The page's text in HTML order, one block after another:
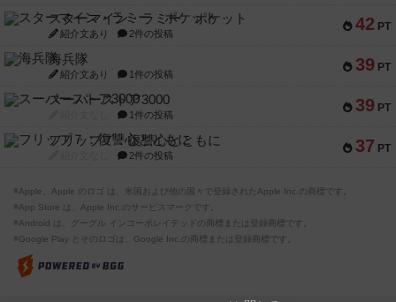
42 PT
スターマイン・ラミー ポケット
紹介文あり 2件の投稿
39 PT
海兵隊
紹介文あり 1件の投稿
39 PT
スーパーストア3000
1件の投稿
37 PT
フリップ７：復讐心とともに
2件の投稿
※Apple、Apple のロゴ は、米国および他の国々で登録されたApple Inc.の商標です。
※App Store は、Apple Inc.のサービスマークです。
※Android は、グーグル インコーポレイテッドの商標または登録商標です。
※Google Play とそのロゴは、Google Inc.の商標または登録商標です。